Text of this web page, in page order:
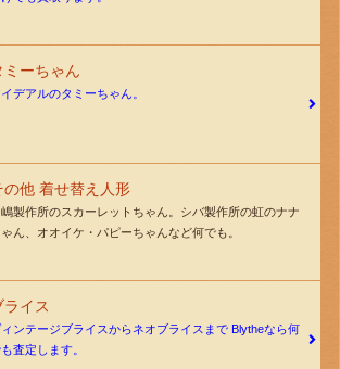
ミーちゃん
デアルのタミーちゃん。
の他 着せ替え人形
製作所のスカーレットちゃん。シバ製作所の虹のナナ
ゃん、オオイケ・パピーちゃんなど何でも。
ライス
ィンテージブライスからネオブライスまで Blytheなら何
査定します。